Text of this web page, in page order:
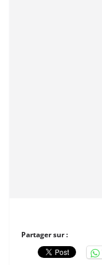
Partager sur :